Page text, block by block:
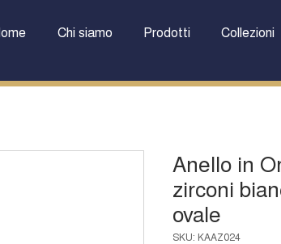
Chi siamo Prodotti Collezioni
Anello in
zirconi
ovale
SKU: KAAZ024